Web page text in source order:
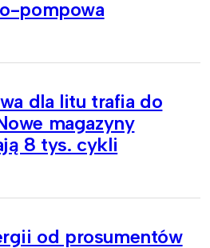
pompowa
dla litu trafia do
magazyny
8 tys. cykli
od prosumentów